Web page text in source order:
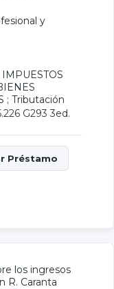
y
IMPUESTOS
; Tributación
G293 3ed.
los ingresos
R. Caranta